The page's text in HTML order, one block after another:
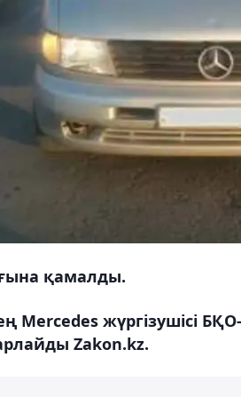
қамалды.
Mercedes жүргізушісі
Zakon.kz.